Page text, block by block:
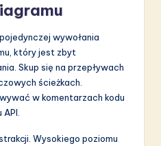
wywołania
który jest zbyt
Skup się na przepływach
ścieżkach.
w komentarzach kodu
Wysokiego poziomu